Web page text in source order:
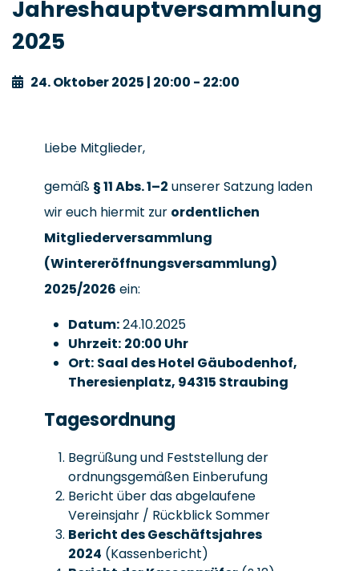
Jahreshauptversammlung
2025
24. Oktober 2025 | 20:00 - 22:00
Liebe Mitglieder,
gemäß § 11 Abs. 1–2 unserer Satzung laden
wir euch hiermit zur ordentlichen
Mitgliederversammlung
(Wintereröffnungsversammlung)
2025/2026 ein:
Datum:24.10.2025
Uhrzeit: 20:00 Uhr
Ort: Saal des Hotel Gäubodenhof,
Theresienplatz, 94315 Straubing
Tagesordnung
Begrüßung und Feststellung der
ordnungsgemäßen Einberufung
Bericht über das abgelaufene
Vereinsjahr / Rückblick Sommer
Bericht des Geschäftsjahres
2024 (Kassenbericht)